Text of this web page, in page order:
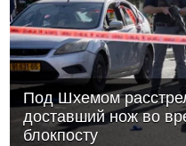
Под Шхемом
доставший нож во
блокпосту